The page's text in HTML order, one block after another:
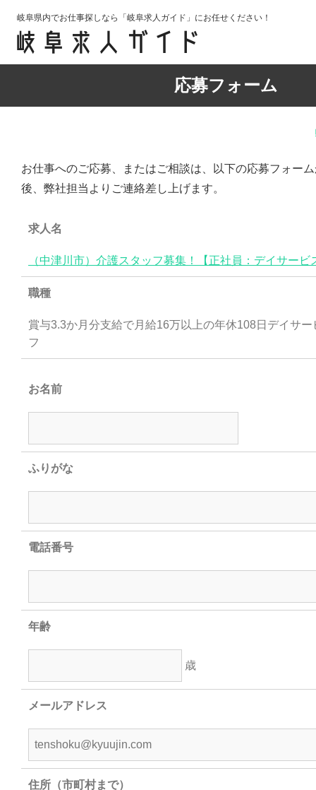
岐阜県内でお仕事探しなら「岐阜求人ガイド」にお任せください！
応募フォーム
お仕事へのご応募、またはご相談は、以下の応募フォー
後、弊社担当よりご連絡差し上げます。
求人名
（中津川市）介護スタッフ募集！【正社員：デイサー
職種
賞与3.3か月分支給で月給16万以上の年休108日デイサ
フ
お名前
ふりがな
電話番号
年齢
歳
メールアドレス
住所（市町村まで）